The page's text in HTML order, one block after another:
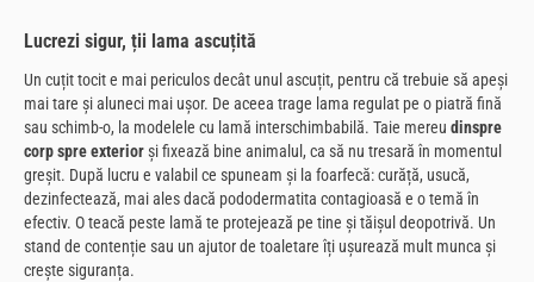
Lucrezi sigur, ții lama ascuțită
Un cuțit tocit e mai periculos decât unul ascuțit, pentru că trebuie să apeși
mai tare și aluneci mai ușor. De aceea trage lama regulat pe o piatră fină
sau schimb-o, la modelele cu lamă interschimbabilă. Taie mereu dinspre
corp spre exteriorși fixează bine animalul, ca să nu tresară în momentul
greșit. După lucru e valabil ce spuneam și la foarfecă: curăță, usucă,
dezinfectează, mai ales dacă pododermatita contagioasă e o temă în
efectiv. O teacă peste lamă te protejează pe tine și tăișul deopotrivă. Un
stand de contenție sau un ajutor de toaletare îți ușurează mult munca și
crește siguranța.